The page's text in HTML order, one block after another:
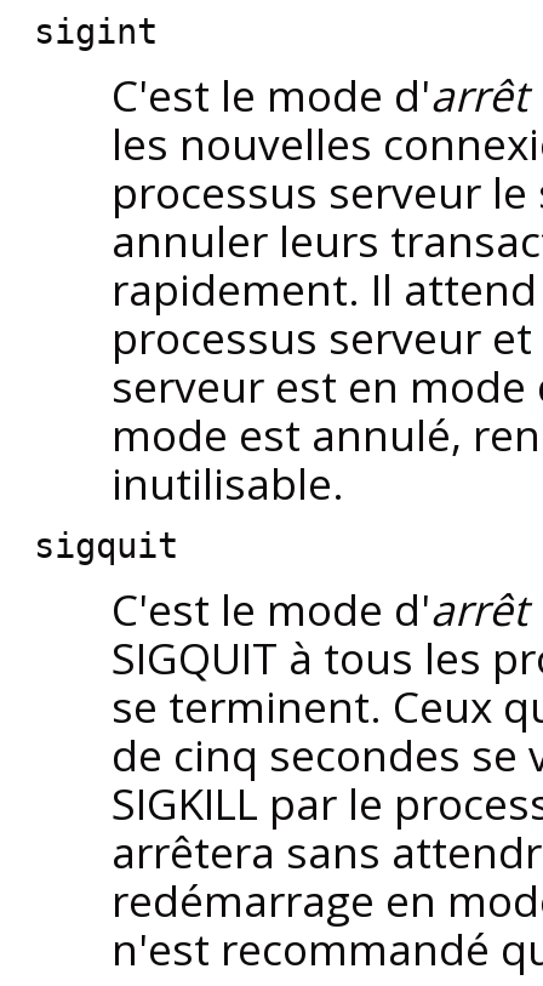
sigint
C'est le mode d'arrêt
les nouvelles
processus serveur
annuler leurs
rapidement. Il
processus serveur
serveur est en
mode est annulé,
inutilisable.
sigquit
C'est le mode d'arrêt
SIGQUIT à tous les
se terminent. Ceux
de cinq secondes
SIGKILL par le
arrêtera sans
redémarrage en
n'est recommandé